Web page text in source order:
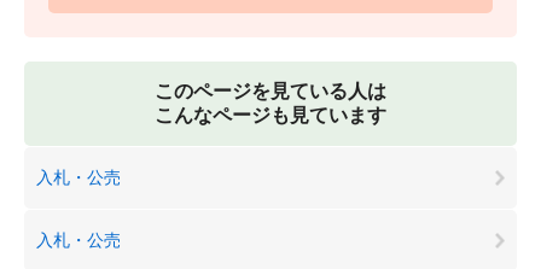
このページを見ている人は
こんなページも見ています
入札・公売
入札・公売